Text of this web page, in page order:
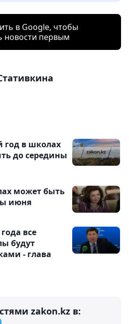
в Google, чтобы
новости первым
год в школах
до середины
может быть
июня
все
будут
- глава
zakon.kz в: